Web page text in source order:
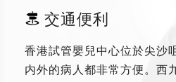
交通便利
香港試管嬰兒中心位於尖沙
内外的病人都非常方便。西